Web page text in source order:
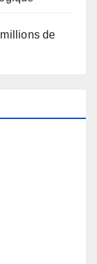
de